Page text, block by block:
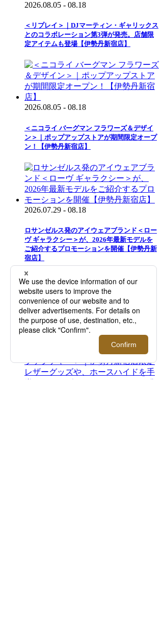
2026.08.05 - 08.18
＜リプレイ＞｜DJマーティン・ギャリックス
とのコラボレーション第3弾が発売。店舗限
定アイテムも登場【伊勢丹新宿店】
2026.08.05 - 08.18
＜ニコライ バーグマン フラワーズ＆デザイ
ン＞｜ポップアップストアが期間限定オープ
ン！【伊勢丹新宿店】
2026.07.29 - 08.18
ロサンゼルス発のアイウェアブランド＜ロー
ヴ ギャラクシー＞が、2026年最新モデルを
ご紹介するプロモーションを開催【伊勢丹新
宿店】
2025.08.05 - 08.23
＜スマイソン＞2027年ダイアリーご予約会
【伊勢丹新宿店】